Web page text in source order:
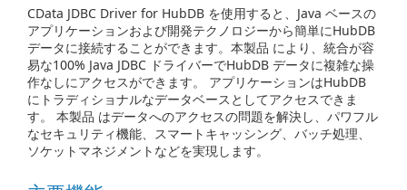
CData JDBC Driver for HubDB を使用すると、Java ベースの
アプリケーションおよび開発テクノロジーから簡単にHubDB
データに接続することができます。本製品 により、統合が容
易な100% Java JDBC ドライバーでHubDB データに複雑な操
作なしにアクセスができます。 アプリケーションはHubDB
にトラディショナルなデータベースとしてアクセスできま
す。 本製品 はデータへのアクセスの問題を解決し、パワフル
なセキュリティ機能、スマートキャッシング、バッチ処理、
ソケットマネジメントなどを実現します。